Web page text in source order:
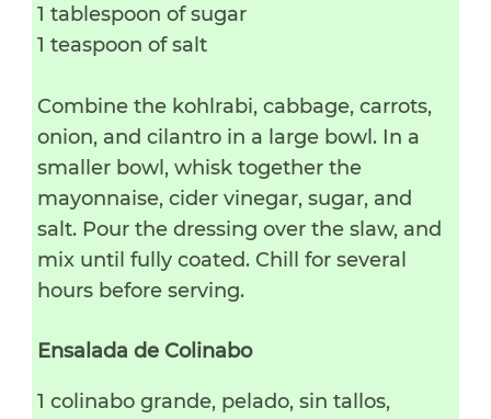
1 tablespoon of sugar
1 teaspoon of salt
Combine the kohlrabi, cabbage, carrots,
onion, and cilantro in a large bowl. In a
smaller bowl, whisk together the
mayonnaise, cider vinegar, sugar, and
salt. Pour the dressing over the slaw, and
mix until fully coated. Chill for several
hours before serving.
Ensalada de Colinabo
1 colinabo grande, pelado, sin tallos,